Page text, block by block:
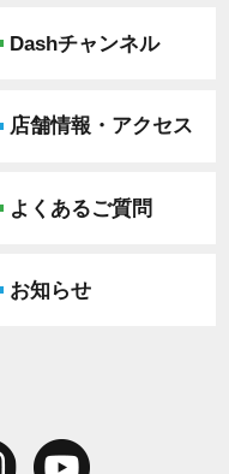
Dashチャンネル
店舗情報・アクセス
よくあるご質問
お知らせ